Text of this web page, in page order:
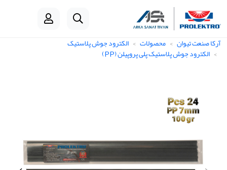
آرکا صنعت تیوان محصولات الکترود جوش پلاستیک
الکترود جوش پلاستیک پلی پروپیلن (PP)